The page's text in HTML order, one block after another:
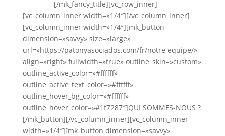
[/mk_fancy_title][vc_row_inner]
[vc_column_inner width=»1/4″][/vc_column_inner]
[vc_column_inner width=»1/4″][mk_button
dimension=»savvy» size=»large»
url=»https://patonyasociados.com/fr/notre-equipe/»
align=»right» fullwidth=»true» outline_skin=»custom»
outline_active_color=»#ffffff»
outline_active_text_color=»#ffffff»
outline_hover_bg_color=»#ffffff»
outline_hover_color=»#1f7287″]QUI SOMMES-NOUS ?
[/mk_button][/vc_column_inner][vc_column_inner
width=»1/4″][mk_button dimension=»savvy»